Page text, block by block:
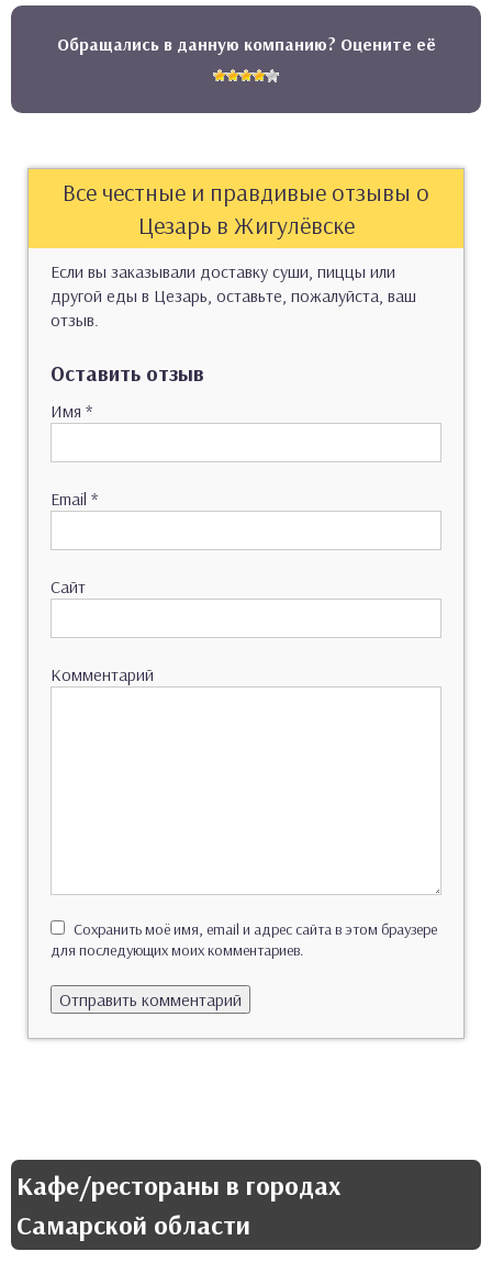
Обращались в данную компанию? Оцените её
Все честные и правдивые отзывы о
Цезарь в Жигулёвске
Если вы заказывали доставку суши, пиццы или
другой еды в Цезарь, оставьте, пожалуйста, ваш
отзыв.
Оставить отзыв
Имя *
Email *
Сайт
Комментарий
Сохранить моё имя, email и адрес сайта в этом браузере
для последующих моих комментариев.
Кафе/рестораны в городах
Самарской области